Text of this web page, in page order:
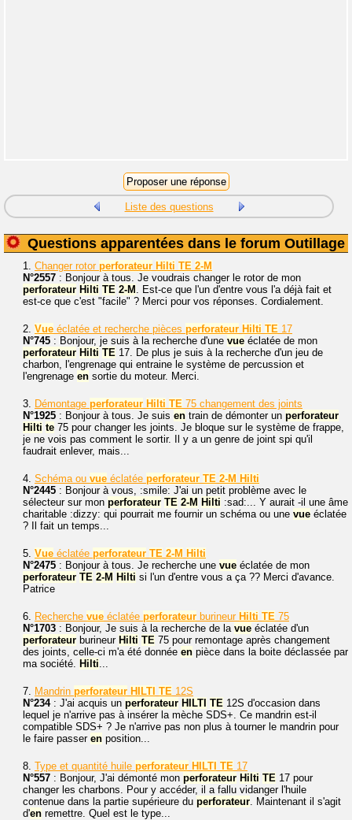
Liste des questions
Questions apparentées dans le forum Outillage
1. Changer rotor perforateur Hilti TE 2-M
N°2557 : Bonjour à tous. Je voudrais changer le rotor de mon
perforateur Hilti TE 2-M . Est-ce que l'un d'entre vous l'a déjà fait et
est-ce que c'est "facile" ? Merci pour vos réponses. Cordialement.
2. Vue éclatée et recherche pièces perforateur Hilti TE 17
N°745 : Bonjour, je suis à la recherche d'une vue éclatée de mon
perforateur Hilti TE 17. De plus je suis à la recherche d'un jeu de
charbon, l'engrenage qui entraine le système de percussion et
l'engrenage en sortie du moteur. Merci.
3. Démontage perforateur Hilti TE 75 changement des joints
N°1925 : Bonjour à tous. Je suis en train de démonter un perforateur
Hilti te 75 pour changer les joints. Je bloque sur le système de frappe,
je ne vois pas comment le sortir. Il y a un genre de joint spi qu'il
faudrait enlever, mais...
4. Schéma ou vue éclatée perforateur TE 2-M Hilti
N°2445 : Bonjour à vous, :smile: J'ai un petit problème avec le
sélecteur sur mon perforateur TE 2-M Hilti :sad:... Y aurait -il une âme
charitable :dizzy: qui pourrait me fournir un schéma ou une vue éclatée
? Il fait un temps...
5. Vue éclatée perforateur TE 2-M Hilti
N°2475 : Bonjour à tous. Je recherche une vue éclatée de mon
perforateur TE 2-M Hilti si l'un d'entre vous a ça ?? Merci d'avance.
Patrice
6. Recherche vue éclatée perforateur burineur Hilti TE 75
N°1703 : Bonjour, Je suis à la recherche de la vue éclatée d'un
perforateur burineur Hilti TE 75 pour remontage après changement
des joints, celle-ci m'a été donnée en pièce dans la boite déclassée par
ma société. Hilti
7. Mandrin perforateur HILTI TE 12S
N°234: J'ai acquis un perforateur HILTI TE 12S d'occasion dans
lequel je n'arrive pas à insérer la mèche SDS+. Ce mandrin est-il
compatible SDS+ ? Je n'arrive pas non plus à tourner le mandrin pour
le faire passer en position...
8. Type et quantité huile perforateur HILTI TE 17
N°557 : Bonjour, J'ai démonté mon perforateur Hilti TE 17 pour
changer les charbons. Pour y accéder, il a fallu vidanger l'huile
contenue dans la partie supérieure du perforateur . Maintenant il s'agit
d'en remettre. Quel est le type...